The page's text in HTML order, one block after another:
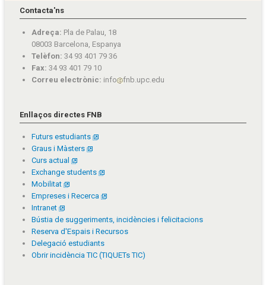
Contacta'ns
Adreça: Pla de Palau, 18
08003 Barcelona, Espanya
Telèfon: 34 93 401 79 36
Fax: 34 93 401 79 10
Correu electrònic: info fnb.upc.edu
Enllaços directes FNB
Futurs estudiants
Graus i Màsters
Curs actual
Exchange students
Mobilitat
Empreses i Recerca
Intranet
Bústia de suggeriments, incidències i felicitacions
Reserva d'Espais i Recursos
Delegació estudiants
Obrir incidència TIC (TIQUETs TIC)